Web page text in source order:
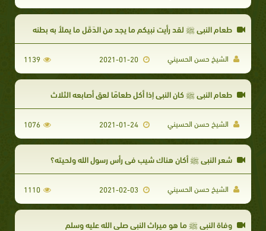
طعام النبي ﷺ لقد رأيت نبيكم ما يجد من الدَقَل ما يملأ به بطنه
الشيخ حسن الحسيني 2021-01-20
1139
طعام النبي ﷺ كان النبي إذا أكل طعامًا لعق أصابعه الثلاث
الشيخ حسن الحسيني​ 2021-01-24
1076
شعر النبي ﷺ أكان هناك شيب في رأس رسول الله ولحيته؟
الشيخ حسن الحسيني 2021-02-03
1110
وفاة النبي ﷺ ما هو ميراث النبي صلى الله عليه وسلم